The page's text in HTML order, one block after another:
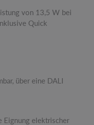
von 13,5 W bei
Quick
über eine DALI
Eignung elektrischer